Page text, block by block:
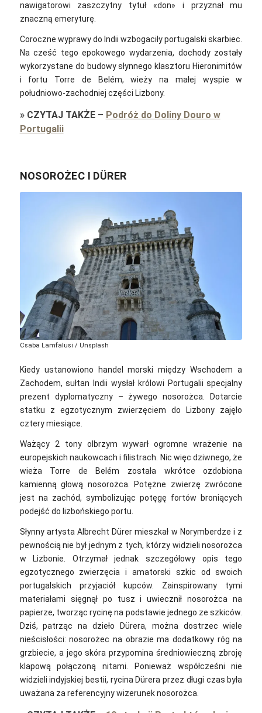
nawigatorowi zaszczytny tytuł «don» i przyznał mu
znaczną emeryturę.
Coroczne wyprawy do Indii wzbogaciły portugalski skarbiec.
Na cześć tego epokowego wydarzenia, dochody zostały
wykorzystane do budowy słynnego klasztoru Hieronimitów
i fortu Torre de Belém, wieży na małej wyspie w
południowo-zachodniej części Lizbony.
» CZYTAJ TAKŻE– Podróż do Doliny Douro w
Portugalii
NOSOROŻEC I DÜRER
Csaba Lamfalusi / Unsplash
Kiedy ustanowiono handel morski między Wschodem a
Zachodem, sułtan Indii wysłał królowi Portugalii specjalny
prezent dyplomatyczny – żywego nosorożca. Dotarcie
statku z egzotycznym zwierzęciem do Lizbony zajęło
cztery miesiące.
Ważący 2 tony olbrzym wywarł ogromne wrażenie na
europejskich naukowcach i filistrach.
Nic więc dziwnego, że
wieża Torre de Belém została wkrótce ozdobiona
kamienną głową nosorożca. Potężne zwierzę zwrócone
jest na zachód, symbolizując potęgę fortów broniących
podejść do lizbońskiego portu.
Słynny artysta Albrecht Dürer mieszkał w Norymberdze i z
pewnością nie był jednym z tych, którzy widzieli nosorożca
w Lizbonie. Otrzymał jednak szczegółowy opis tego
egzotycznego zwierzęcia i amatorski szkic od swoich
portugalskich przyjaciół kupców. Zainspirowany tymi
materiałami sięgnął po tusz i uwiecznił nosorożca na
papierze, tworząc rycinę na podstawie jednego ze szkiców.
Dziś, patrząc na dzieło Dürera, można dostrzec wiele
nieścisłości: nosorożec na obrazie ma dodatkowy róg na
grzbiecie, a jego skóra przypomina średniowieczną zbroję
klapową połączoną nitami. Ponieważ współcześni nie
widzieli indyjskiej bestii, rycina Dürera przez długi czas była
uważana za referencyjny wizerunek nosorożca.